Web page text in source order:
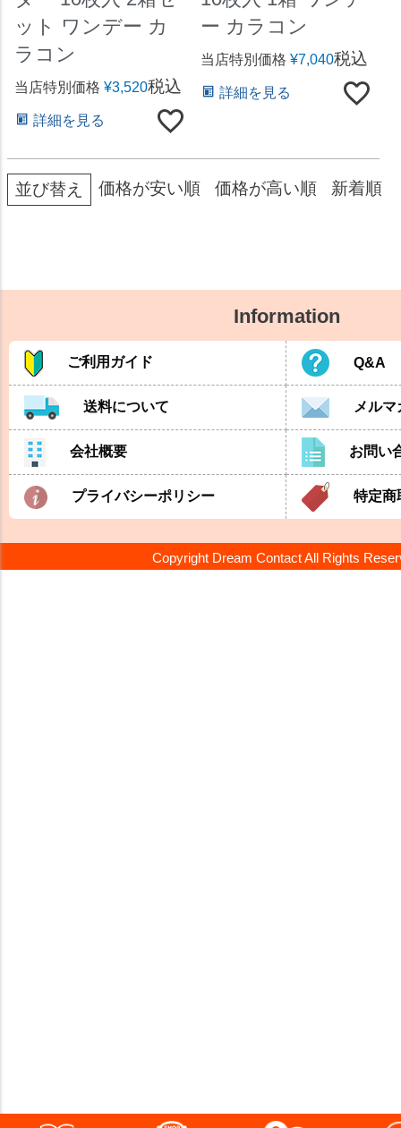
ット ワンデー カ
ラコン
当店特別価格 ¥3,520税込
詳細を見る
ー カラコン
当店特別価格 ¥7,040税込
詳細を見る
並び替え 価格が安い順 価格が高い順 新着順
Information
ご利用ガイド Q&A
送料について メル
会社概要 お問い
プライバシーポリシー 特定商
Copyright Dream Contact All Rights